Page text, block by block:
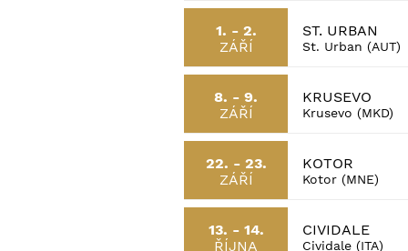
1. - 2.
ZÁŘÍ
ST. URBAN
St. Urban (AUT)
8. - 9.
ZÁŘÍ
KRUSEVO
Krusevo (MKD)
22. - 23.
ZÁŘÍ
KOTOR
Kotor (MNE)
13. - 14.
ŘÍJNA
CIVIDALE
Cividale (ITA)